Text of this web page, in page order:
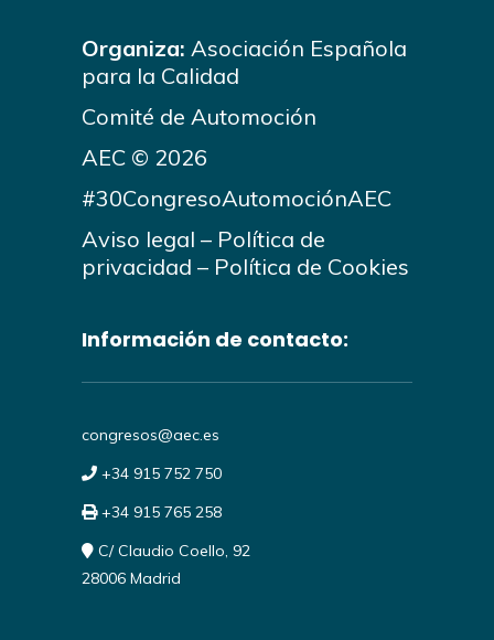
Organiza: Asociación Española
para la Calidad
Comité de Automoción
AEC © 2026
#30CongresoAutomociónAEC
Aviso legal – Política de
privacidad – Política de Cookies
Información de contacto:
congresos@aec.es
+34 915 752 750
+34 915 765 258
C/ Claudio Coello, 92
28006 Madrid